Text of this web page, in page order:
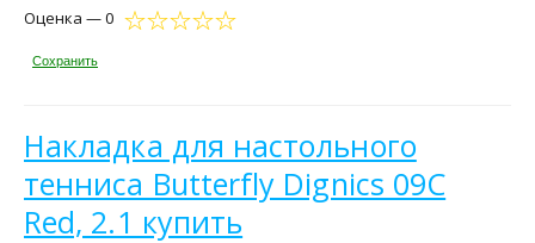
Оценка — 0
Сохранить
Накладка для настольного
тенниса Butterfly Dignics 09С
Red, 2.1 купить